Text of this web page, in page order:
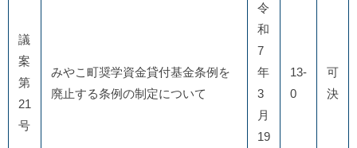
議
案
第
21
号
みやこ町奨学資金貸付基金条例を
廃止する条例の制定について
令
和
7
年
3
月
19
13-
0
可
決